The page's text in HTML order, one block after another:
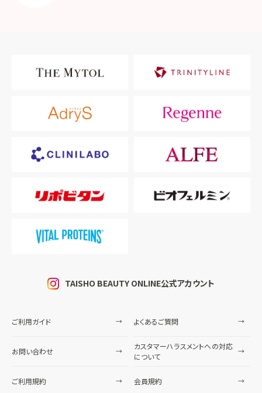
TAISHO BEAUTY ONLINE公式アカウント
ご利用ガイド よくあるご質問
お問い合わせ
カスタマーハラスメントへの対応
について
ご利用規約 会員規約